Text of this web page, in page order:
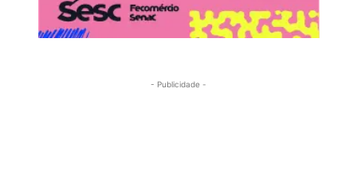
- Publicidade -